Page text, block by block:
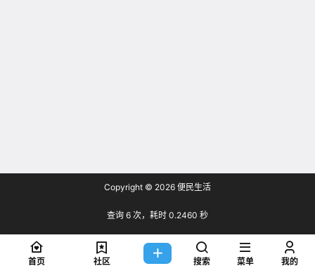
Copyright © 2026 便民生活
查询 6 次，耗时 0.2460 秒
首页 社区 搜索 菜单 我的